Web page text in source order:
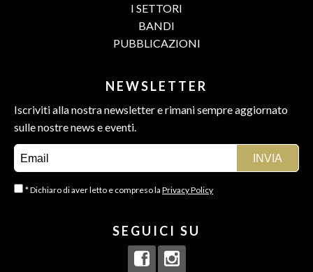
I SETTORI
BANDI
PUBBLICAZIONI
NEWSLETTER
Iscriviti alla nostra newsletter e rimani sempre aggiornato
sulle nostre news e eventi.
* Dichiaro di aver letto e compreso la Privacy Policy
SEGUICI SU